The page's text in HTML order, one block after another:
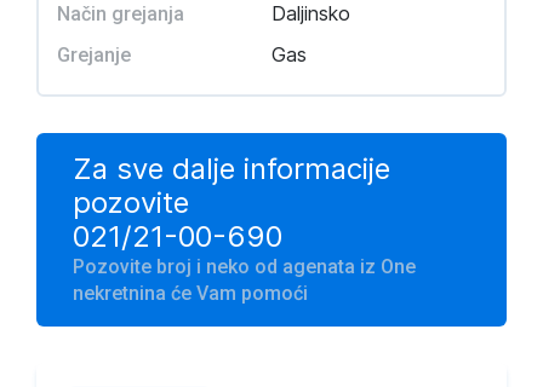
Način grejanja Daljinsko
Grejanje Gas
Za sve dalje informacije
pozovite
021/21-00-690
Pozovite broj i neko od agenata iz One
nekretnina će Vam pomoći